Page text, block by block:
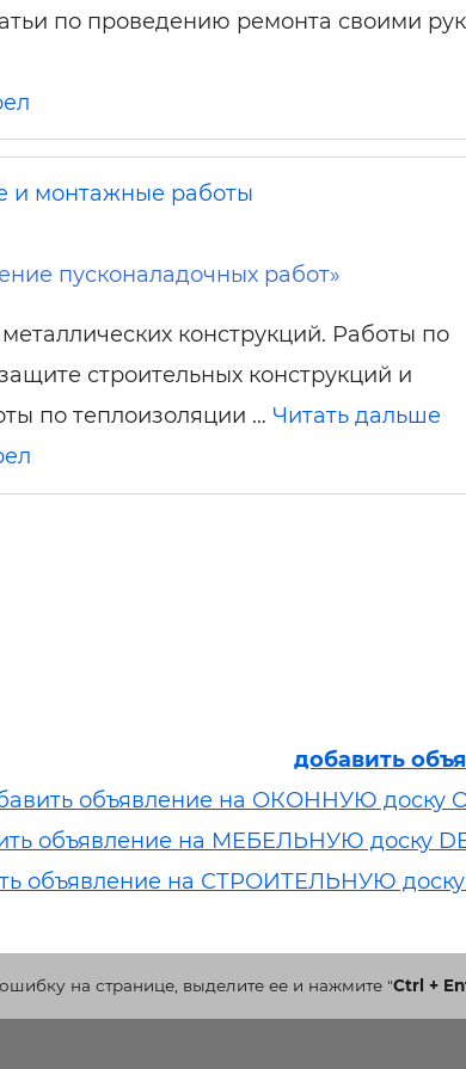
по проведению ремонта своими
и монтажные работы
пусконаладочных работ»
конструкций. Работы по
строительных конструкций и
по теплоизоляции … Читать дальше
добавить
объявление на ОКОННУЮ доску
объявление на МЕБЕЛЬНУЮ доску
объявление на СТРОИТЕЛЬНУЮ доску
на странице, выделите ее и нажмите"Ctrl +